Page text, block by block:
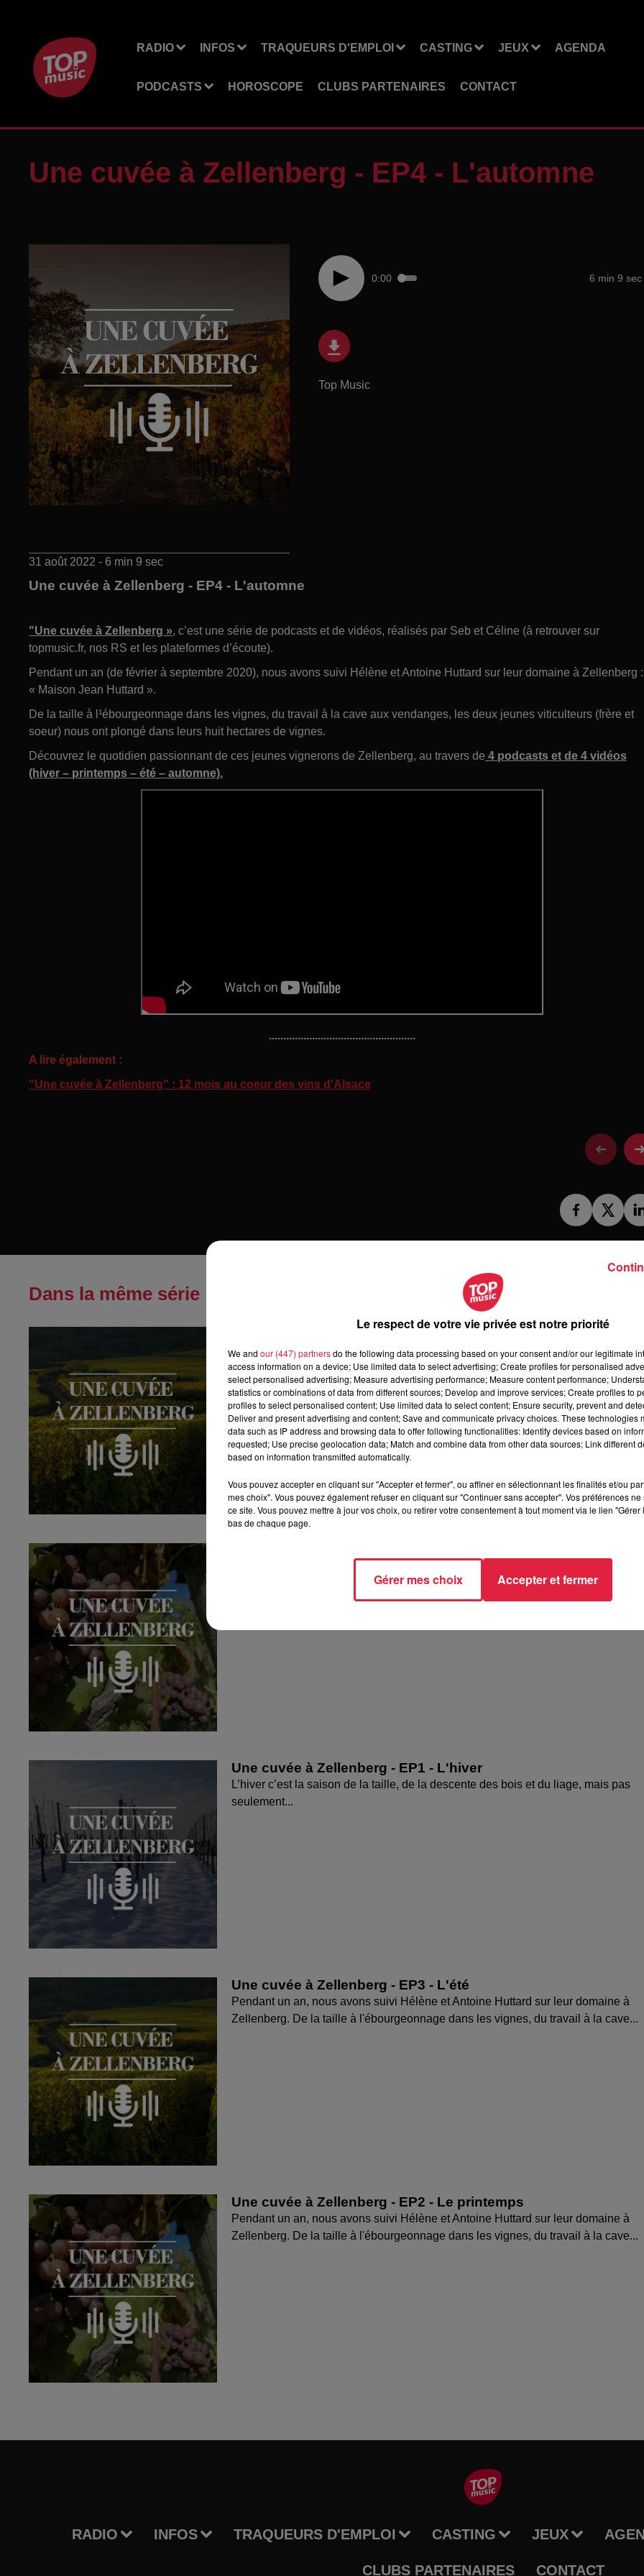
RADIO INFOS TRAQUEURS D'EMPLOI CASTING JEUX AGENDA
PODCASTS HOROSCOPE CLUBS PARTENAIRES CONTACT
Une cuvée à Zellenberg - EP4 - L'automne
0:00 6 min 9 sec
Top Music
31 août 2022 - 6 min 9 sec
Une cuvée à Zellenberg - EP4 - L'automne
"Une cuvée à Zellenberg », c’est une série de podcasts et de vidéos, réalisés par Seb et Céline (à retrouver sur
topmusic.fr, nos RS et les plateformes d’écoute).
Pendant un an (de février à septembre 2020), nous avons suivi Hélène et Antoine Huttard sur leur domaine à Zellenberg
« Maison Jean Huttard ».
De la taille à l¹ébourgeonnage dans les vignes, du travail à la cave aux vendanges, les deux jeunes viticulteurs (frère et
soeur) nous ont plongé dans leurs huit hectares de vignes.
Découvrez le quotidien passionnant de ces jeunes vignerons de Zellenberg, au travers de 4 podcasts et de 4 vidéos
(hiver – printemps – été – automne).
...................................................
A lire également :
"Une cuvée à Zellenberg" : 12 mois au coeur des vins d'Alsace
Dans la même série
Une Cuvée à Zellenberg - Ep3 - L'été
Une Cuvée à Zellenberg - Ep3 - L'été
Une cuvée à Zellenberg - EP1 - L'hiver
L’hiver c’est la saison de la taille, de la descente des bois et du liage, mais pas
seulement...
Une cuvée à Zellenberg - EP3 - L'été
Pendant un an, nous avons suivi Hélène et Antoine Huttard sur leur domaine à
Zellenberg. De la taille à l'ébourgeonnage dans les vignes, du travail à la cave...
Une cuvée à Zellenberg - EP2 - Le printemps
Pendant un an, nous avons suivi Hélène et Antoine Huttard sur leur domaine à
Zellenberg. De la taille à l'ébourgeonnage dans les vignes, du travail à la cave...
RADIO INFOS TRAQUEURS D'EMPLOI CASTING JEUX
CLUBS PARTENAIRES CONTACT
Le respect de votre vie privée est notre priorité
We and our (447) partnersdo the following data processing based on your consent and/or our legitimate
access information on a device; Use limited data to select advertising; Create profiles for personalised
select personalised advertising; Measure advertising performance; Measure content performance;
statistics or combinations of data from different sources; Develop and improve services; Create profiles to
profiles to select personalised content; Use limited data to select content; Ensure security, prevent and
Deliver and present advertising and content; Save and communicate privacy choices. These technologies
data such as IP address and browsing data to offer following functionalities: Identify devices based on
requested; Use precise geolocation data; Match and combine data from other data sources; Link different
based on information transmitted automatically.
Vous pouvez accepter en cliquant sur "Accepter et fermer", ou affiner en sélectionnant les finalités et/ou
mes choix". Vous pouvez également refuser en cliquant sur "Continuer sans accepter". Vos préférences
ce site. Vous pouvez mettre à jour vos choix, ou retirer votre consentement à tout moment via le lien
bas de chaque page.
Gérer mes choix Accepter et fermer